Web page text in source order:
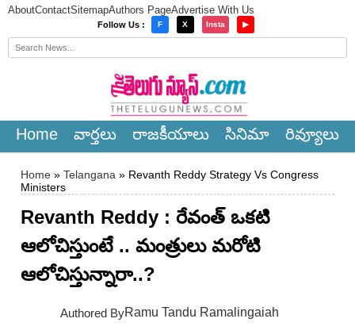
AboutContactSitemapAuthors PageAdvertise With Us
Follow Us : F X Insta ▶
Home వార్త‌లు రాజ‌కీయాలు సినిమా రివ్యూలు
Home » Telangana » Revanth Reddy Strategy Vs Congress
Ministers
Revanth Reddy : రేవంత్ ఒకటి
ఆలోచిస్తుంటే .. మంత్రులు మ‌రోటి
ఆలోచిస్తున్నారా..?
Authored ByRamu Tandu Ramalingaiah